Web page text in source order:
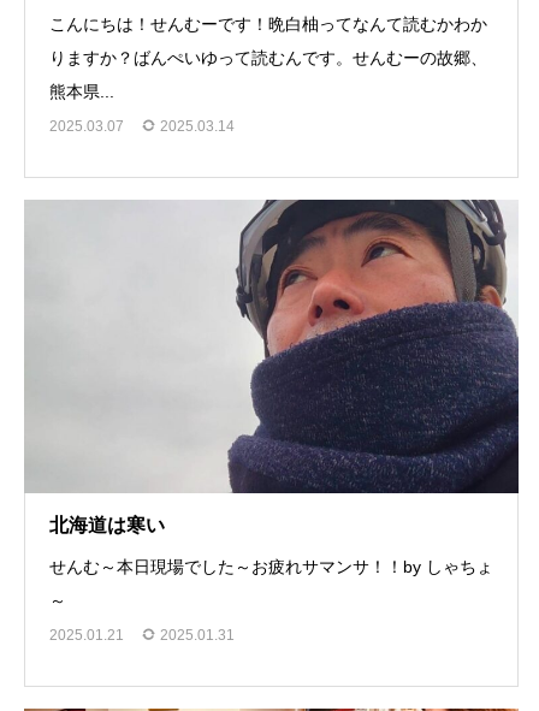
こんにちは！せんむーです！晩白柚ってなんて読むかわか
りますか？ばんぺいゆって読むんです。せんむーの故郷、
熊本県...
2025.03.07 2025.03.14
北海道は寒い
せんむ～本日現場でした～お疲れサマンサ！！by しゃちょ
～
2025.01.21 2025.01.31